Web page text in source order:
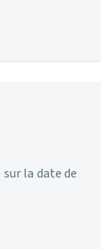
la date de